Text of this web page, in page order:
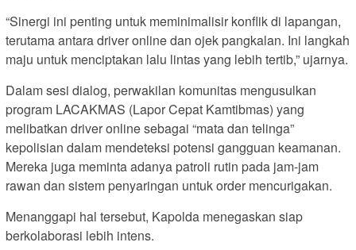
“Sinergi ini penting untuk meminimalisir konflik di lapangan,
terutama antara driver online dan ojek pangkalan. Ini langkah
maju untuk menciptakan lalu lintas yang lebih tertib,” ujarnya.
Dalam sesi dialog, perwakilan komunitas mengusulkan
program LACAKMAS (Lapor Cepat Kamtibmas) yang
melibatkan driver online sebagai “mata dan telinga”
kepolisian dalam mendeteksi potensi gangguan keamanan.
Mereka juga meminta adanya patroli rutin pada jam-jam
rawan dan sistem penyaringan untuk order mencurigakan.
Menanggapi hal tersebut, Kapolda menegaskan siap
berkolaborasi lebih intens.